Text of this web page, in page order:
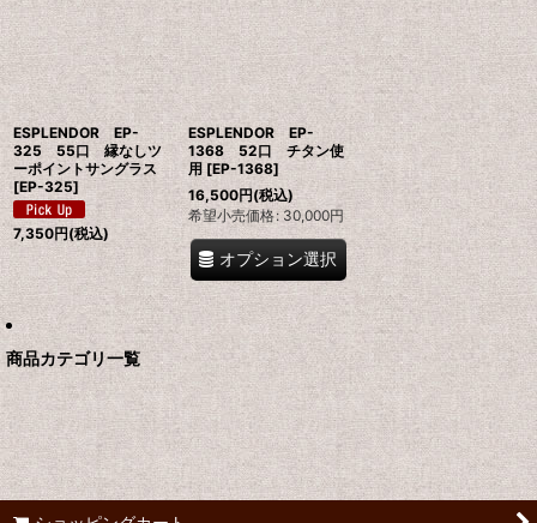
並び順 :
絞り込む
ESPLENDOR EP-
325 55口 縁なしツ
ーポイントサングラス
[EP-325]
7,350円(税込)
ESPLENDOR EP-
1368 52口 チタン使
用 [EP-1368]
16,500円(税込)
希望小売価格: 30,000円
オプション選択
商品カテゴリ一覧